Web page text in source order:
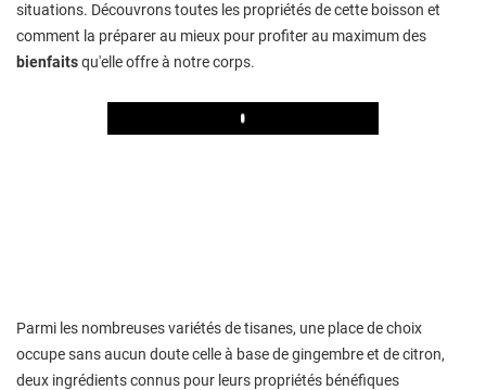
situations. Découvrons toutes les propriétés de cette boisson et
comment la préparer au mieux pour profiter au maximum des
bienfaitsqu'elle offre à notre corps.
Play
Parmi les nombreuses variétés de tisanes, une place de choix
occupe sans aucun doute celle à base de gingembre et de citron,
deux ingrédients connus pour leurs propriétés bénéfiques